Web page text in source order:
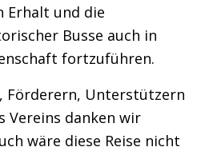
Erhalt und die
Busse auch in
fortzuführen.
Förderern, Unterstützern
Vereins danken wir
wäre diese Reise nicht